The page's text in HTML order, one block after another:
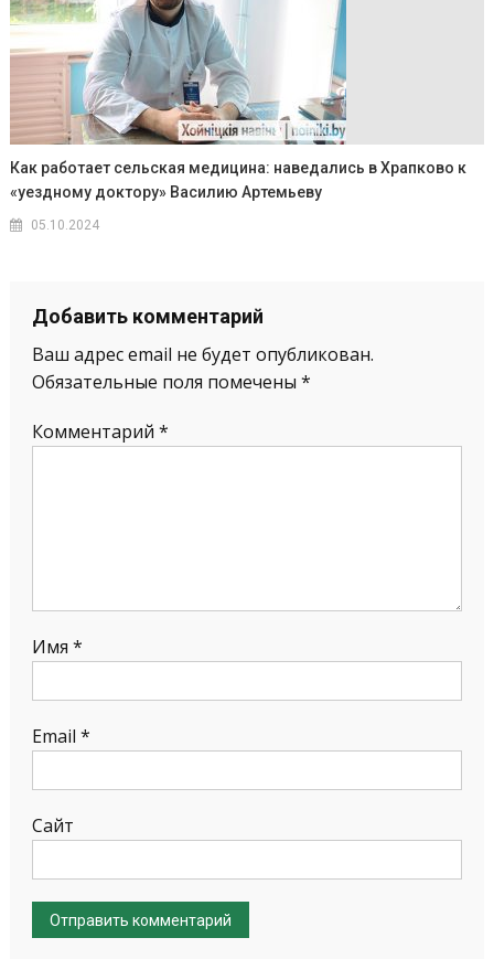
Как работает сельская медицина: наведались в Храпково к
«уездному доктору» Василию Артемьеву
05.10.2024
Добавить комментарий
Ваш адрес email не будет опубликован.
Обязательные поля помечены *
Комментарий *
Имя *
Email *
Сайт